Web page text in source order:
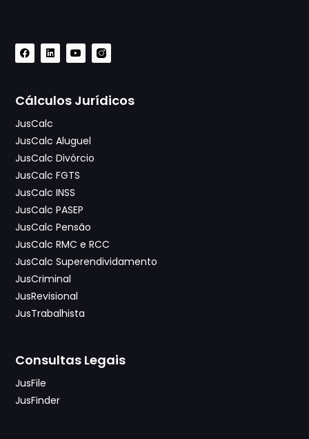
Cálculos Jurídicos
JusCalc
JusCalc Aluguel
JusCalc Divórcio
JusCalc FGTS
JusCalc INSS
JusCalc PASEP
JusCalc Pensão
JusCalc RMC e RCC
JusCalc Superendividamento
JusCriminal
JusRevisional
JusTrabalhista
Consultas Legais
JusFile
JusFinder